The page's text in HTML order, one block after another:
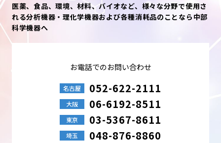
医薬、食品、環境、材料、バイオなど、様々な分野で使用さ
れる分析機器・理化学機器および各種消耗品のことなら中部
科学機器へ
お電話でのお問い合わせ
名古屋 052-622-2111
大阪 06-6192-8511
東京 03-5367-8611
埼玉 048-876-8860